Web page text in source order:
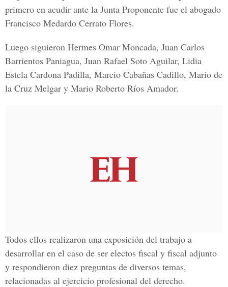
primero en acudir ante la Junta Proponente fue el abogado
Francisco Medardo Cerrato Flores.
Luego siguieron Hermes Omar Moncada, Juan Carlos
Barrientos Paniagua, Juan Rafael Soto Aguilar, Lidia
Estela Cardona Padilla, Marcio Cabañas Cadillo, Mario de
la Cruz Melgar y Mario Roberto Ríos Amador.
Todos ellos realizaron una exposición del trabajo a
desarrollar en el caso de ser electos fiscal y fiscal adjunto
y respondieron diez preguntas de diversos temas,
relacionadas al ejercicio profesional del derecho.